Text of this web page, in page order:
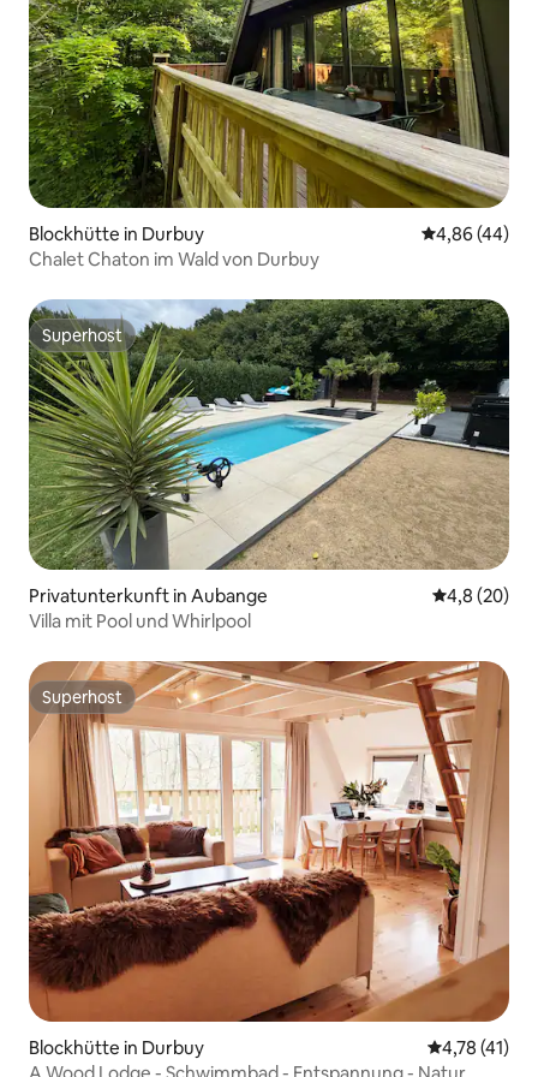
Blockhütte in Durbuy
4,86 (44)
Chalet Chaton im Wald von Durbuy
Superhost
Superhost
Privatunterkunft in Aubange
4,8 (20)
Villa mit Pool und Whirlpool
Superhost
Superhost
Blockhütte in Durbuy
4,78 (41)